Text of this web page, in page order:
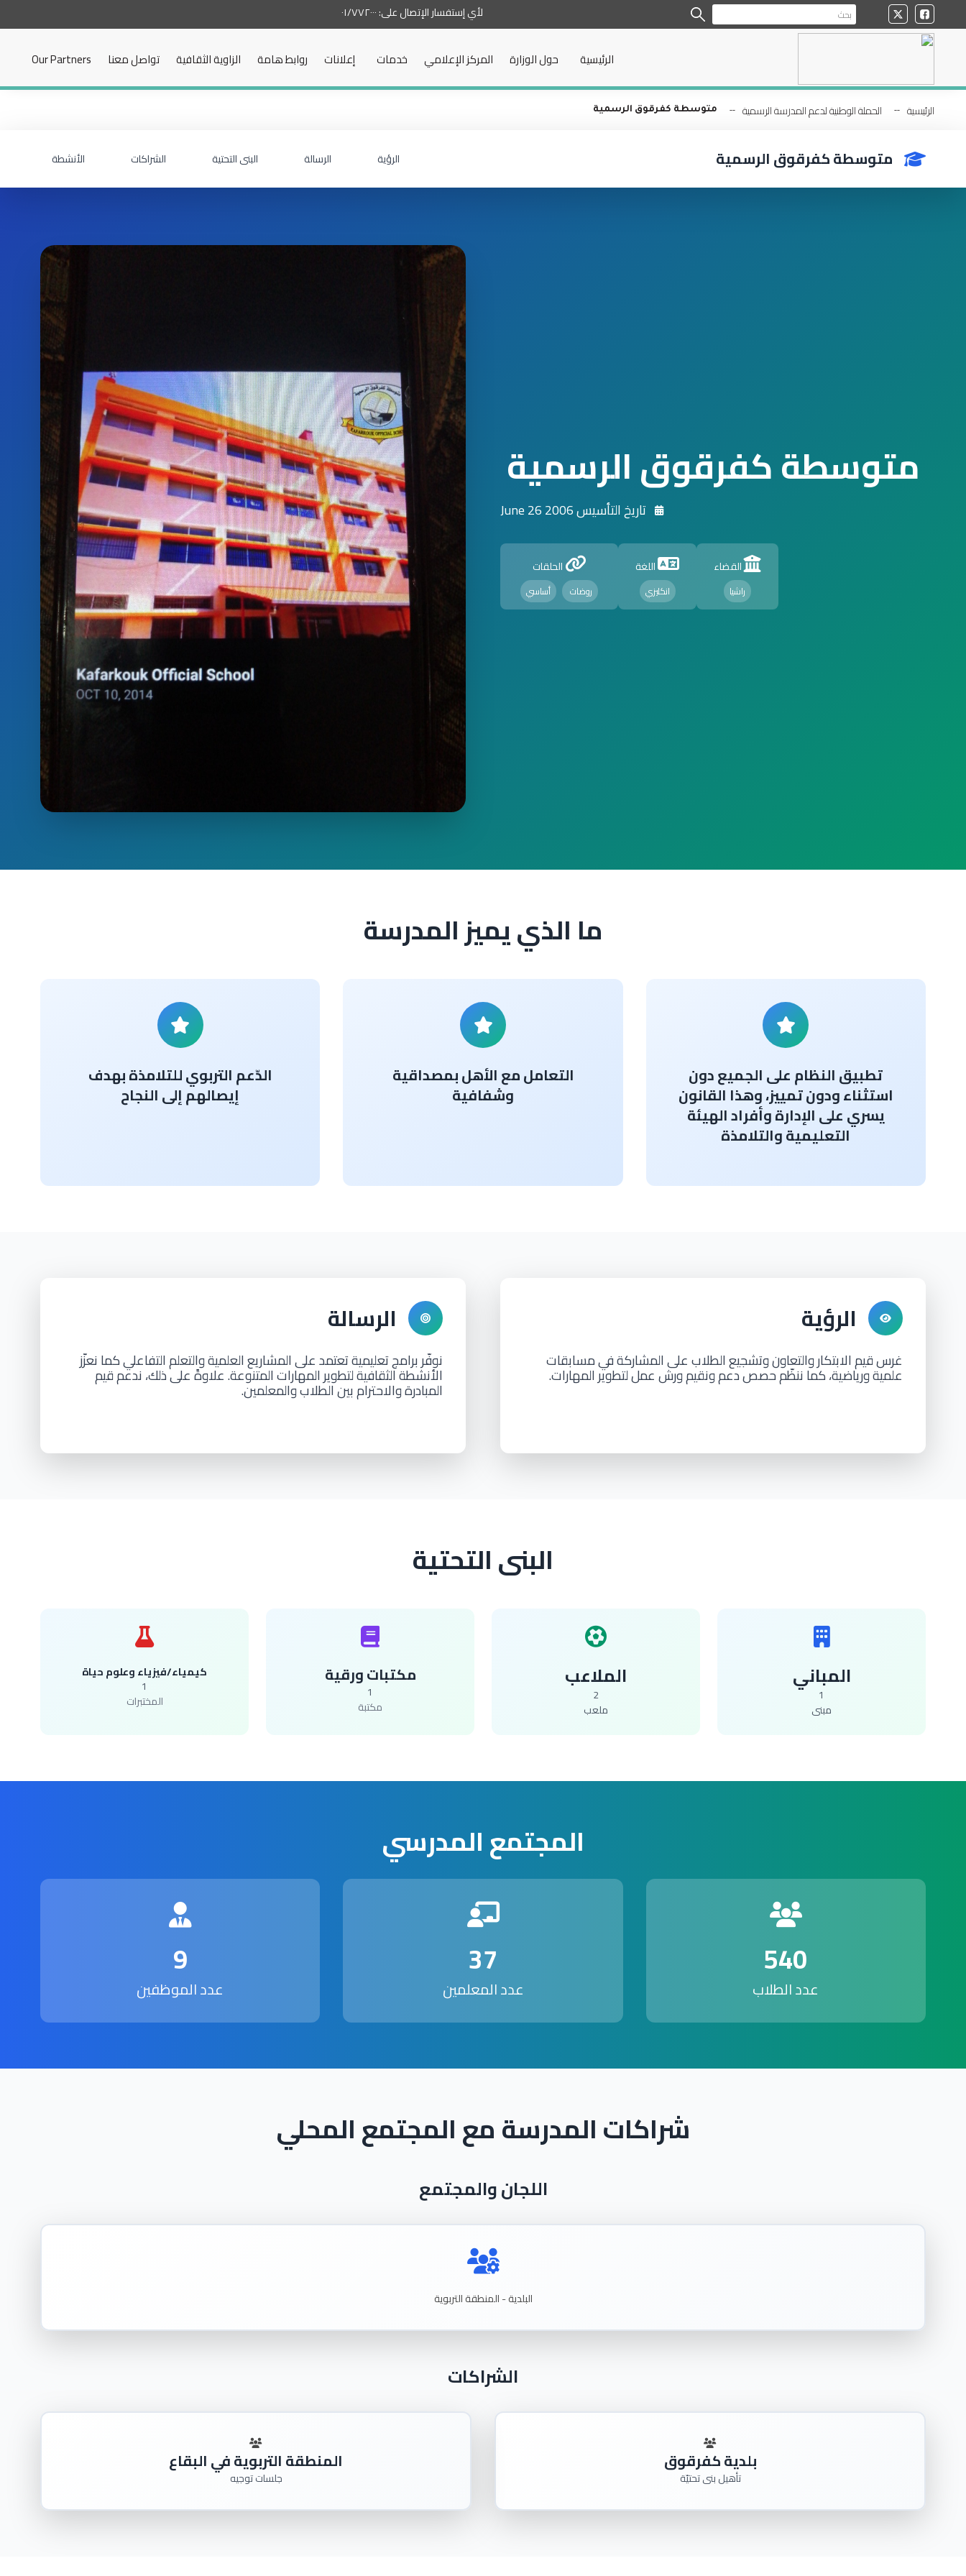
لأي إستفسار الإتصال على:٠١/٧٧٢٠٠٠
الرئيسية حول الوزارة المركز الإعلامي خدمات إعلانات روابط هامة الزاوية الثقافية تواصل معنا Our Partners
الرئيسية الحملة الوطنية لدعم المدرسة الرسمية متوسطة كفرقوق الرسمية
متوسطة كفرقوق الرسمية الرؤية الرسالة البنى التحتية الشراكات الأنشطة
متوسطة كفرقوق الرسمية
تاريخ التأسيس 2006 June 26
القضاء
راشيا
اللغة
انكليزي
الحلقات
روضات أساسي
ما الذي يميز المدرسة
تطبيق النظام على الجميع دون
استثناء ودون تمييز، وهذا القانون
يسري على الإدارة وأفراد الهيئة
التعليمية والتلامذة
التعامل مع الأهل بمصداقية
وشفافية
الدّعم التربوي للتلامذة بهدف
إيصالهم إلى النجاح
الرؤية
غرس قيم الابتكار والتعاون وتشجيع الطلاب على المشاركة في مسابقات
علمية ورياضية، كما ننظّم حصص دعم ونقيم ورش عمل لتطوير المهارات.
الرسالة
نوفّر برامج تعليمية تعتمد على المشاريع العلمية والتعلم التفاعلي كما نعزّز
الأنشطة الثقافية لتطوير المهارات المتنوعة. علاوةً على ذلك، ندعم قيم
المبادرة والاحترام بين الطلاب والمعلمين.
البنى التحتية
المباني
1
مبنى
الملاعب
2
ملعب
مكتبات ورقية
1
مكتبة
كيمياء/فيزياء وعلوم حياة
1
المختبرات
المجتمع المدرسي
540
عدد الطلاب
37
عدد المعلمين
9
عدد الموظفين
شراكات المدرسة مع المجتمع المحلي
اللجان والمجتمع
البلدية - المنطقة التربوية
الشراكات
بلدية كفرقوق
تأهيل بنى تحتيّة
المنطقة التربوية في البقاع
جلسات توجيه